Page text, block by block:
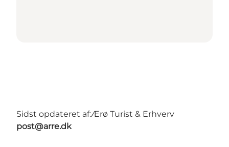
Sidst opdateret af:Ærø Turist & Erhverv
post@arre.dk